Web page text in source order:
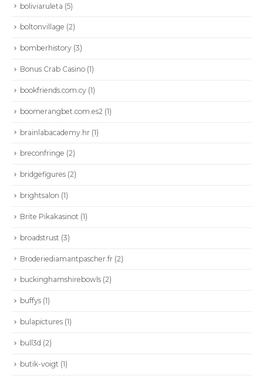
boliviaruleta (5)
boltonvillage (2)
bomberhistory (3)
Bonus Crab Casino (1)
bookfriends.com.cy (1)
boomerangbet.com.es2 (1)
brainlabacademy.hr (1)
breconfringe (2)
bridgefigures (2)
brightsalon (1)
Brite Pikakasinot (1)
broadstrust (3)
Broderiediamantpascher.fr (2)
buckinghamshirebowls (2)
buffys (1)
bulapictures (1)
bull3d (2)
butik-voigt (1)